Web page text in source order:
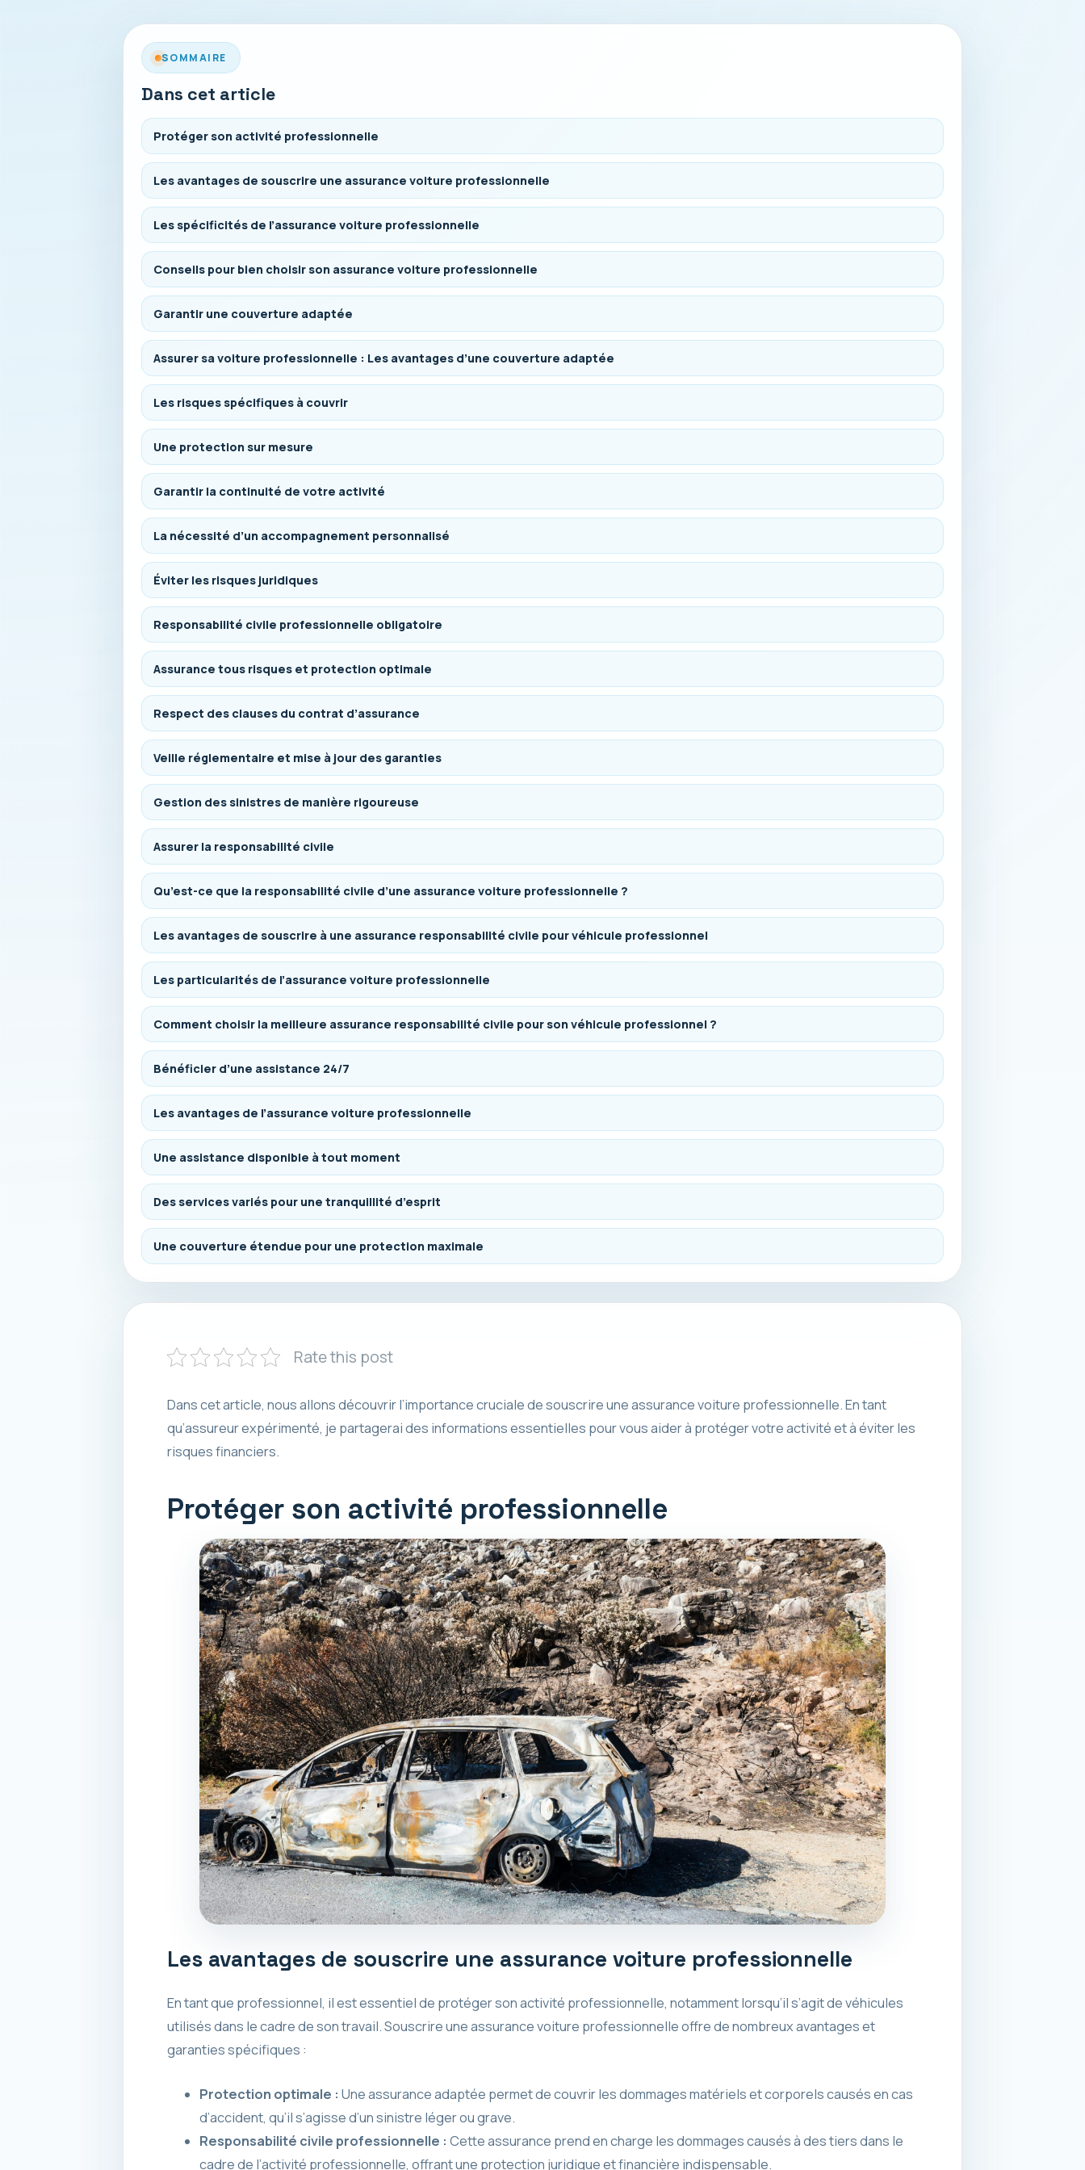
SOMMAIRE
Dans cet article
Protéger son activité professionnelle
Les avantages de souscrire une assurance voiture professionnelle
Les spécificités de l’assurance voiture professionnelle
Conseils pour bien choisir son assurance voiture professionnelle
Garantir une couverture adaptée
Assurer sa voiture professionnelle : Les avantages d’une couverture adaptée
Les risques spécifiques à couvrir
Une protection sur mesure
Garantir la continuité de votre activité
La nécessité d’un accompagnement personnalisé
Éviter les risques juridiques
Responsabilité civile professionnelle obligatoire
Assurance tous risques et protection optimale
Respect des clauses du contrat d’assurance
Veille réglementaire et mise à jour des garanties
Gestion des sinistres de manière rigoureuse
Assurer la responsabilité civile
Qu’est-ce que la responsabilité civile d’une assurance voiture professionnelle ?
Les avantages de souscrire à une assurance responsabilité civile pour véhicule professionnel
Les particularités de l’assurance voiture professionnelle
Comment choisir la meilleure assurance responsabilité civile pour son véhicule professionnel ?
Bénéficier d’une assistance 24/7
Les avantages de l’assurance voiture professionnelle
Une assistance disponible à tout moment
Des services variés pour une tranquillité d’esprit
Une couverture étendue pour une protection maximale
Rate this post
Dans cet article, nous allons découvrir l’importance cruciale de souscrire une assurance voiture professionnelle. En tant
qu’assureur expérimenté, je partagerai des informations essentielles pour vous aider à protéger votre activité et à éviter les
risques financiers.
Protéger son activité professionnelle
Les avantages de souscrire une assurance voiture professionnelle
En tant que professionnel, il est essentiel de protéger son activité professionnelle, notamment lorsqu’il s’agit de véhicules
utilisés dans le cadre de son travail. Souscrire une assurance voiture professionnelle offre de nombreux avantages et
garanties spécifiques :
Protection optimale : Une assurance adaptée permet de couvrir les dommages matériels et corporels causés en cas
d’accident, qu’il s’agisse d’un sinistre léger ou grave.
Responsabilité civile professionnelle : Cette assurance prend en charge les dommages causés à des tiers dans le
cadre de l’activité professionnelle, offrant une protection juridique et financière indispensable.